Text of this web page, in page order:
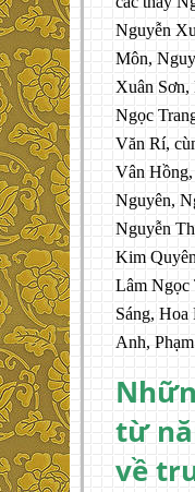
Nguyễn
Môn,
Xuân
Ngọc
Văn Rí,
Vân
Nguyên,
Nguyễn
Kim
Lâm Ngọc
Sáng,
Anh,
từ
về